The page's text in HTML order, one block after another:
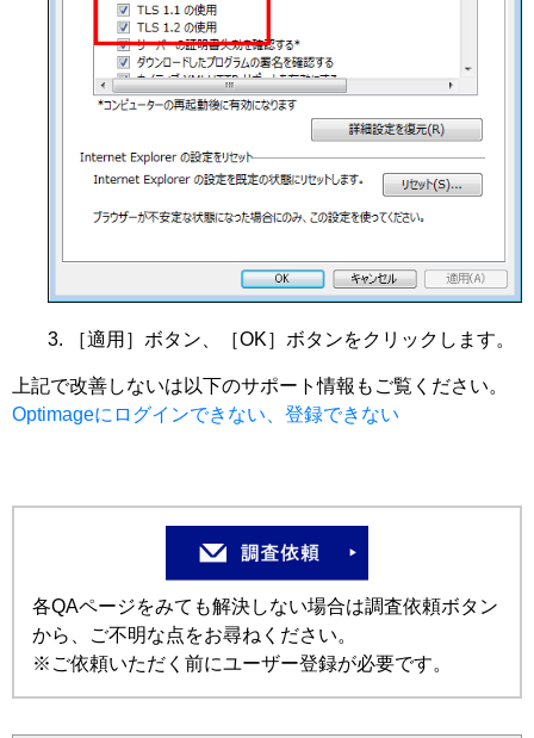
［適用］ボタン、［OK］ボタンをクリックします。
上記で改善しないは以下のサポート情報もご覧ください。
Optimageにログインできない、登録できない
各QAページをみても解決しない場合は調査依頼ボタン
から、ご不明な点をお尋ねください。
※ご依頼いただく前にユーザー登録が必要です。